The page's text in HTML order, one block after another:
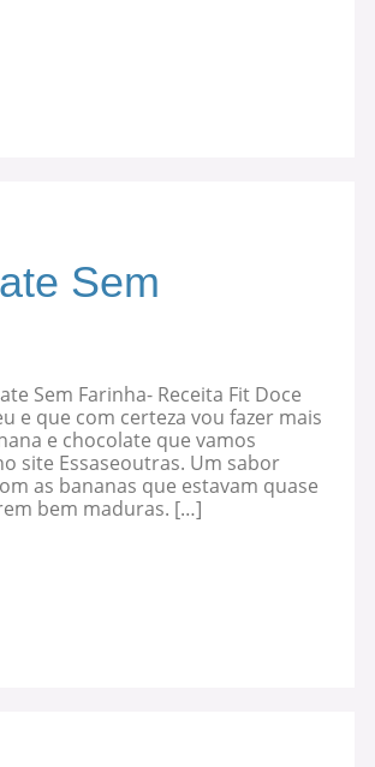
Sem
Sem Farinha- Receita Fit Doce
e que com certeza vou fazer mais
e chocolate que vamos
site Essaseoutras. Um sabor
as bananas que estavam quase
bem maduras. […]